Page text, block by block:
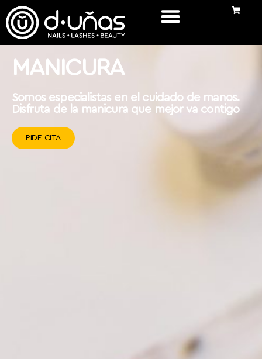
MANICURA
Somos especialistas en el cuidado de manos.
Disfruta de la manicura que mejor va contigo
PIDE CITA